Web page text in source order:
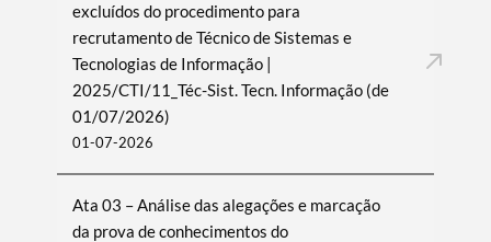
excluídos do procedimento para
recrutamento de Técnico de Sistemas e
Tecnologias de Informação |
2025/CTI/11_Téc-Sist. Tecn. Informação (de
01/07/2026)
01-07-2026
Ata 03 – Análise das alegações e marcação
da prova de conhecimentos do